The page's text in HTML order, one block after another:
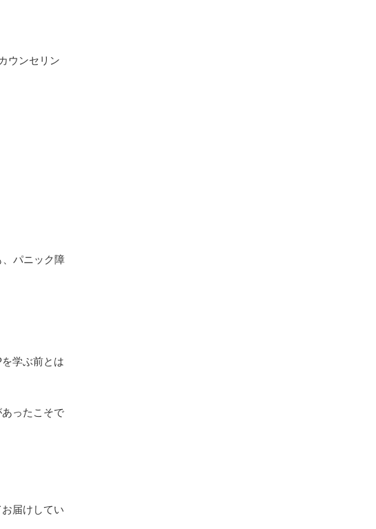
ウンセリン
パニック障
学ぶ前とは
ったこそで
届けしてい